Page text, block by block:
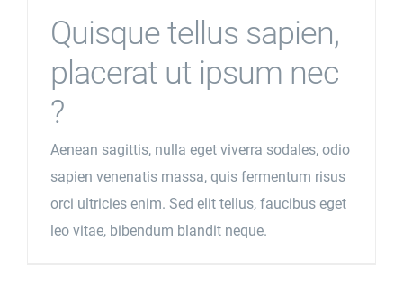
Quisque tellus sapien,
placerat ut ipsum nec
?
Aenean sagittis, nulla eget viverra sodales, odio
sapien venenatis massa, quis fermentum risus
orci ultricies enim. Sed elit tellus, faucibus eget
leo vitae, bibendum blandit neque.